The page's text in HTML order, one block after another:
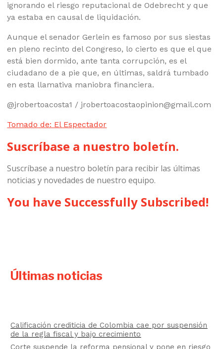
ignorando el riesgo reputacional de Odebrecht y que
ya estaba en causal de liquidación.
Aunque el senador Gerlein es famoso por sus siestas
en pleno recinto del Congreso, lo cierto es que el que
está bien dormido, ante tanta corrupción, es el
ciudadano de a pie que, en últimas, saldrá tumbado
en esta llamativa maniobra financiera.
@jrobertoacosta1 / jrobertoacostaopinion@gmail.com
Tomado de: El Espectador
Suscríbase a nuestro boletín.
Suscríbase a nuestro boletín para recibir las últimas
noticias y novedades de nuestro equipo.
You have Successfully Subscribed!
Últimas noticias
Calificación crediticia de Colombia cae por suspensión
de la regla fiscal y bajo crecimiento
Corte suspende la reforma pensional y pone en riesgo